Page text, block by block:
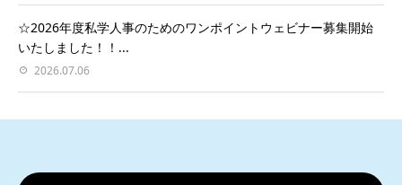
☆2026年度私学人事のためのワンポイントウェビナー募集開始
いたしました！！...
2026.07.06